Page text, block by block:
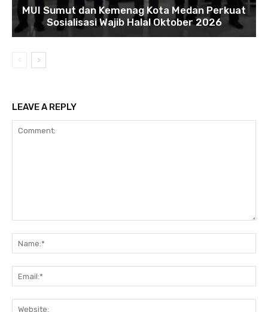
MUI Sumut dan Kemenag Kota Medan Perkuat
Sosialisasi Wajib Halal Oktober 2026
LEAVE A REPLY